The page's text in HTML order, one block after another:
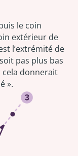
le coin
extérieur de
l’extrémité de
pas plus bas
cela donnerait
».